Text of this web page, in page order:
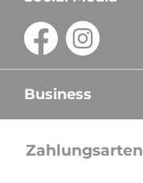
Business
Zahlungsarten